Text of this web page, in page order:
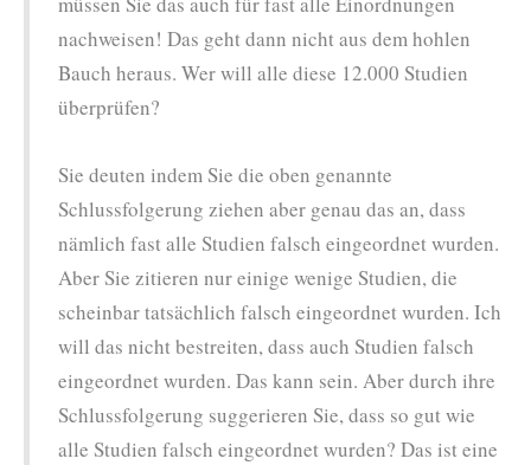
nachweisen! Das geht dann nicht aus dem hohlen
Bauch heraus. Wer will alle diese 12.000 Studien
überprüfen?
Sie deuten indem Sie die oben genannte
Schlussfolgerung ziehen aber genau das an, dass
nämlich fast alle Studien falsch eingeordnet wurden.
Aber Sie zitieren nur einige wenige Studien, die
scheinbar tatsächlich falsch eingeordnet wurden. Ich
will das nicht bestreiten, dass auch Studien falsch
eingeordnet wurden. Das kann sein. Aber durch ihre
Schlussfolgerung suggerieren Sie, dass so gut wie
alle Studien falsch eingeordnet wurden? Das ist eine